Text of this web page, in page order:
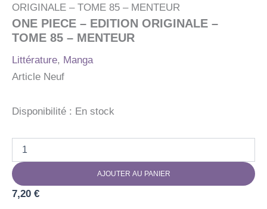
ORIGINALE – TOME 85 – MENTEUR
ONE PIECE – EDITION ORIGINALE –
TOME 85 – MENTEUR
Littérature, Manga
Article Neuf
Disponibilité : En stock
ONE
PIECE
-
AJOUTER AU PANIER
7,20 €